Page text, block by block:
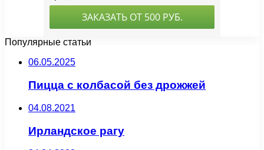
Популярные статьи
06.05.2025
Пицца с колбасой без дрожжей
04.08.2021
Ирландское рагу